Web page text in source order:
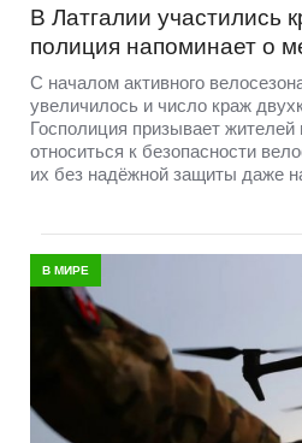
В Латгалии участились
полиция напоминает о
С началом активного
увеличилось и число краж
Госполиция призывает жителей
относиться к безопасности
их без надёжной защиты даже
В МИРЕ